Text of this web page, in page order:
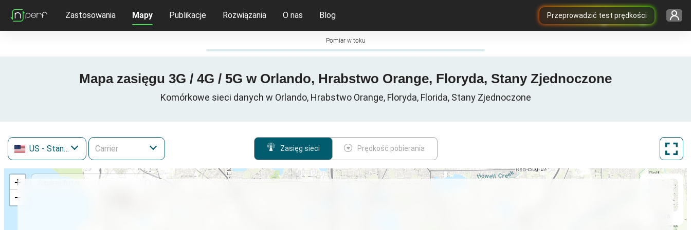
Przeprowadzić test prędkości
Zastosowania Mapy Publikacje Rozwiązania O nas Blog
Pomiar w toku
Mapa zasięgu 3G / 4G / 5G w Orlando, Hrabstwo Orange, Floryda, Stany Zjednoczone
Komórkowe sieci danych w Orlando, Hrabstwo Orange, Floryda, Florida, Stany Zjednoczone
US - Stany Zjednoczone Zasięg sieci Prędkość pobierania
+
−